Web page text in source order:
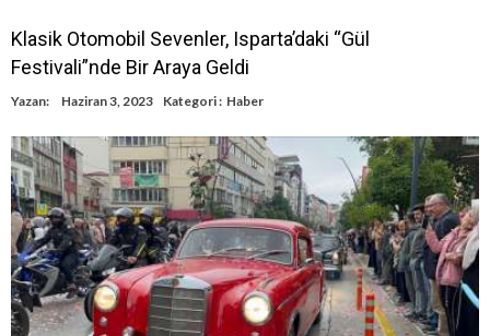
Klasik Otomobil Sevenler, Isparta’daki “Gül
Festivali”nde Bir Araya Geldi
Yazan: Haziran 3, 2023 Kategori : Haber